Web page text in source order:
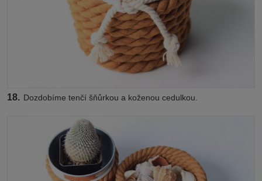
18. Dozdobíme tenčí šňůrkou a koženou cedulkou.